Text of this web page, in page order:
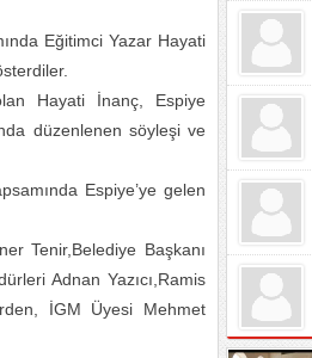
Eğitimci Yazar Hayati
Hayati İnanç, Espiye
düzenlenen söyleşi ve
Espiye’ye gelen
Tenir,Belediye Başkanı
Adnan Yazıcı,Ramis
İGM Üyesi Mehmet